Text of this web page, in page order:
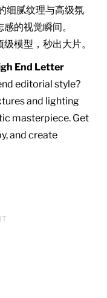
细腻纹理与高级氛
的视觉瞬间。
模型，秒出大片。
End Letter
editorial style?
and lighting
masterpiece. Get
and create